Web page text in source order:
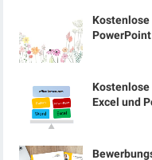
Kostenlose
PowerPoint
Kostenlose
Excel und